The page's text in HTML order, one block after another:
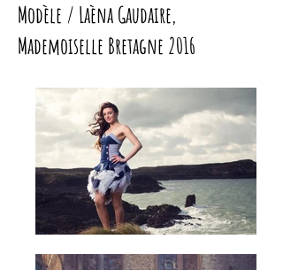
Modèle / Laèna Gaudaire,
Mademoiselle Bretagne 2016